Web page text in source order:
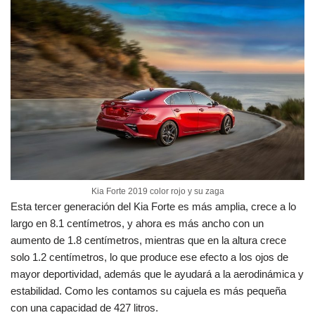
Kia Forte 2019 color rojo y su zaga
Esta tercer generación del Kia Forte es más amplia, crece a lo
largo en 8.1 centímetros, y ahora es más ancho con un
aumento de 1.8 centímetros, mientras que en la altura crece
solo 1.2 centímetros, lo que produce ese efecto a los ojos de
mayor deportividad, además que le ayudará a la aerodinámica y
estabilidad. Como les contamos su cajuela es más pequeña
con una capacidad de 427 litros.